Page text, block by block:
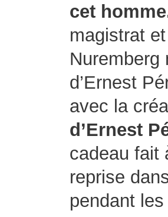
cet
magistrat
Nuremberg
d’Ernest
avec la
d’Ernest
cadeau fait
reprise
pendant